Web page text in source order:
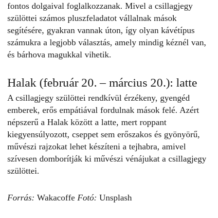
fontos dolgaival foglalkozzanak. Mivel a csillagjegy
szülöttei számos pluszfeladatot vállalnak mások
segítésére, gyakran vannak úton, így olyan kávétípus
számukra a legjobb választás, amely mindig kéznél van,
és bárhova magukkal vihetik.
Halak (február 20. – március 20.): latte
A csillagjegy szülöttei rendkívül érzékeny, gyengéd
emberek, erős empátiával fordulnak mások felé. Azért
népszerű a Halak között a latte, mert roppant
kiegyensúlyozott, cseppet sem erőszakos és gyönyörű,
művészi rajzokat lehet készíteni a tejhabra, amivel
szívesen domborítják ki művészi vénájukat a csillagjegy
szülöttei.
Forrás: Wakacoffe Fotó: Unsplash